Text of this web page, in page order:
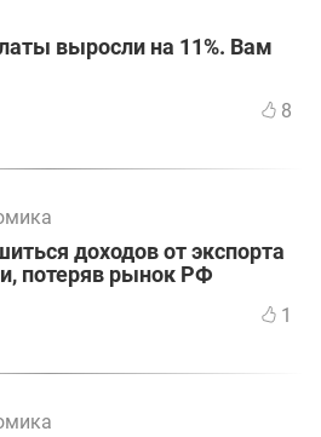
выросли на 11%. Вам
8
доходов от экспорта
потеряв рынок РФ
1